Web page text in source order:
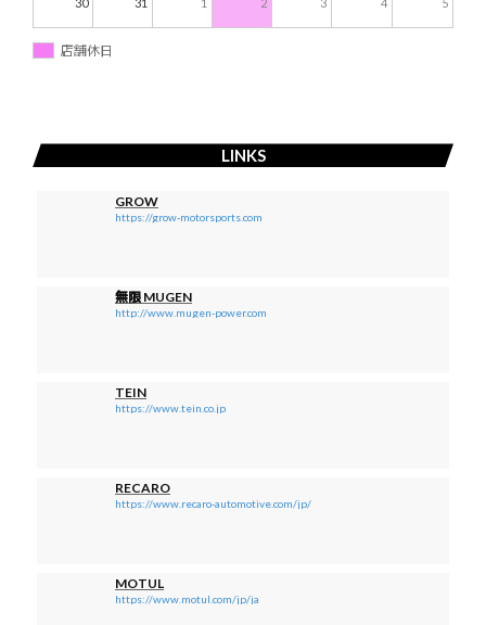
店舗休日
LINKS
GROW
https://grow-motorsports.com
無限 MUGEN
http://www.mugen-power.com
TEIN
https://www.tein.co.jp
RECARO
https://www.recaro-automotive.com/jp/
MOTUL
https://www.motul.com/jp/ja